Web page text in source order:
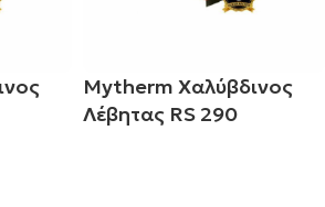
Mytherm Χαλύβδινος
Λέβητας RS 290